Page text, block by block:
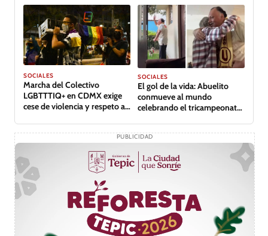
SOCIALES
Marcha del Colectivo
LGBTTTIQ+ en CDMX exige
cese de violencia y respeto a
SOCIALES
El gol de la vida: Abuelito
conmueve al mundo
celebrando el tricampeonato
PUBLICIDAD